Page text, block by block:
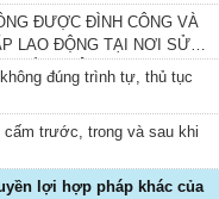
ĐƯỢC ĐÌNH CÔNG VÀ
LAO ĐỘNG TẠI NƠI SỬ
ĐÌNH CÔNG
đúng trình tự, thủ tục
cấm trước, trong và sau khi